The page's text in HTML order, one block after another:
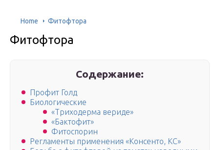
Home Фитофтора
Фитофтора
Содержание:
Профит Голд
Биологические
«Триходерма вериде»
«Бактофит»
Фитоспорин
Регламенты применения «Консенто, КС»